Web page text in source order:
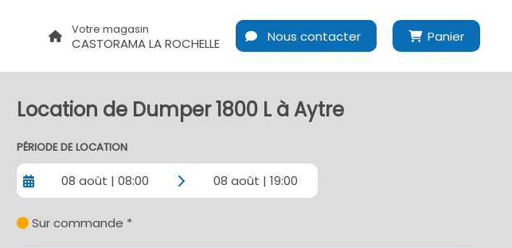
Votre magasin
CASTORAMA LA ROCHELLE Nous contacter Panier
Location de Dumper 1800 L à Aytre
PÉRIODE DE LOCATION
08 août | 08:00 08 août | 19:00
Sur commande *